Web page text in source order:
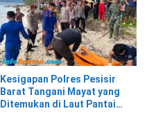
Kesigapan Polres Pesisir
Barat Tangani Mayat yang
Ditemukan di Laut Pantai